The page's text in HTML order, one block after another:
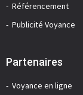
Référencement
Publicité Voyance
Partenaires
Voyance en ligne